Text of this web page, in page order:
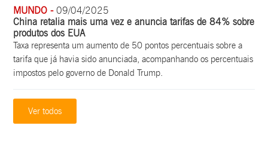
MUNDO -09/04/2025
China retalia mais uma vez e anuncia tarifas de 84% sobre
produtos dos EUA
Taxa representa um aumento de 50 pontos percentuais sobre a
tarifa que já havia sido anunciada, acompanhando os percentuais
impostos pelo governo de Donald Trump.
Ver todos